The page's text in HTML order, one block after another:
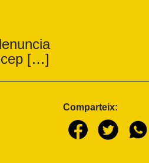
[…]
Comparteix: